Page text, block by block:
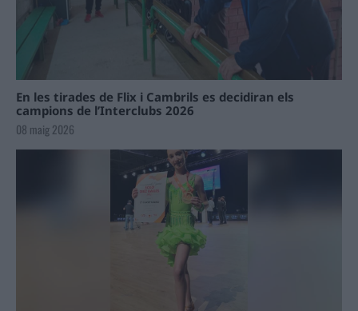
En les tirades de Flix i Cambrils es decidiran els
campions de l’Interclubs 2026
08 maig 2026